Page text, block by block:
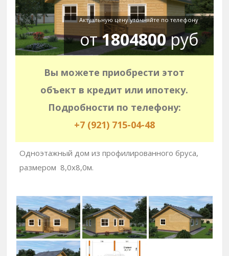
Актуальную цену уточняйте по телефону
от1804800руб
Вы можете приобрести этот
объект в кредит или ипотеку.
Подробности по телефону:
+7 (921) 715-04-48
Одноэтажный дом из профилированного бруса,
размером 8,0х8,0м.